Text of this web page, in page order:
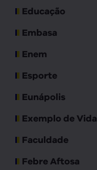
Educação
Embasa
Enem
Esporte
Eunápolis
Exemplo de Vida
Faculdade
Febre Aftosa